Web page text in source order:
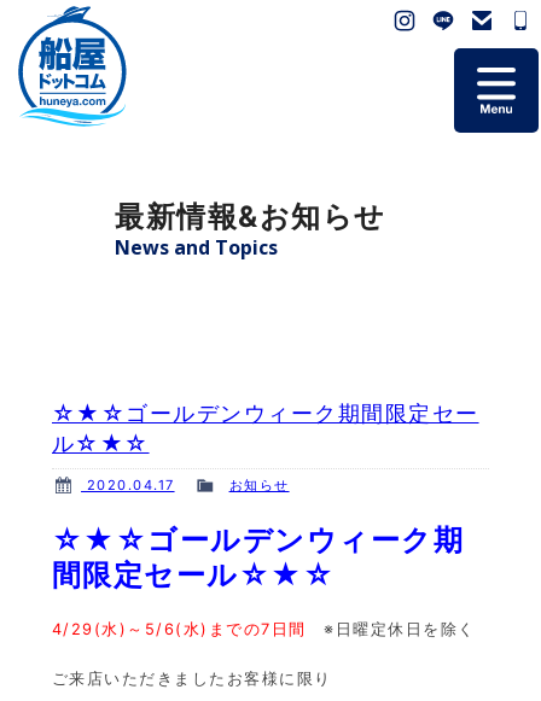
お問い合わせ
最新情報&お知らせ
News and Topics
☆★☆ゴールデンウィーク期間限定セー
ル☆★☆
2020.04.17 お知らせ
☆★☆ゴールデンウィーク期
間限定セール☆★☆
4/29(水)～5/6(水)までの7日間※日曜定休日を除く
ご来店いただきましたお客様に限り